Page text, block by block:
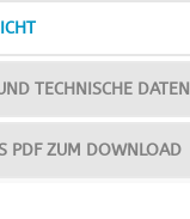
TECHNISCHE DATEN
PDF ZUM DOWNLOAD